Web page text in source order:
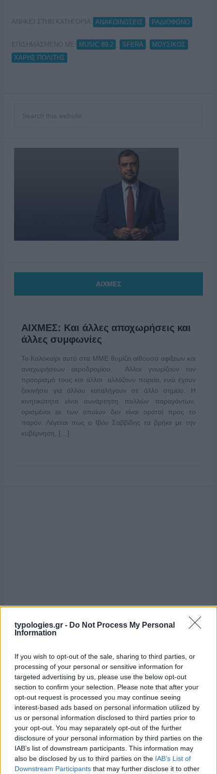
typologies.gr - Do Not Process My Personal
Information
If you wish to opt-out of the sale, sharing to third parties, or
processing of your personal or sensitive information for
targeted advertising by us, please use the below opt-out
section to confirm your selection. Please note that after your
opt-out request is processed you may continue seeing
interest-based ads based on personal information utilized by
us or personal information disclosed to third parties prior to
your opt-out. You may separately opt-out of the further
disclosure of your personal information by third parties on the
IAB’s list of downstream participants. This information may
also be disclosed by us to third parties on the IAB’s List of
Downstream Participants that may further disclose it to other
ΑΝΗΚΕΙ ΣΤΗΝ ΚΑΤΗΓΟΡΙΑ: ΑΝΑΚΟΙΝΩΣΕΙΣ ΡΑΔΙΟΦΩΝΟ
ΕΠΙΣΗΜΑΣΜΕΝΟ ΜΕ: MUSIC 89.2 SFERA ΜΟΥΣΙΚΟΣ
ΧΑΡΗΣ ΠΟΛΙΤΗΣ
ΑΙΧΜΕΣ
ΑΙΧΜΕΣ: Και άλλες αποχωρήσεις και
άλλες συμφωνίες
Το Καλοκαίρι αυτό στα ΜΜΕ θυμίζει αίθουσα αφίξεων και
αναχωρήσεων αεροδρομίου. Άλλοι γνωρίζουν τον
προορισμό τους και άλλοι αλλάζουν πορεία, ενώ έχουν
ξεκινήσει για άλλου καταλήγουν σε άλλο σημείο. Η
κινητικότητα είναι συνάρτηση πολλών παραγόντων,
ορισμένοι εκ των οποίων δεν είναι ορατοί προς το
παρόν. Λέγεται πως ο Ιβάν Σαββίδης τα βρήκε με την
κυβέρνηση, […]